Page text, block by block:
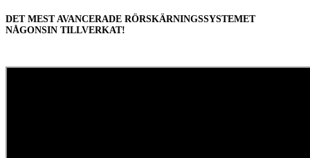
DET MEST AVANCERADE RÖRSKÄRNINGSSYSTEMET
NÅGONSIN TILLVERKAT!